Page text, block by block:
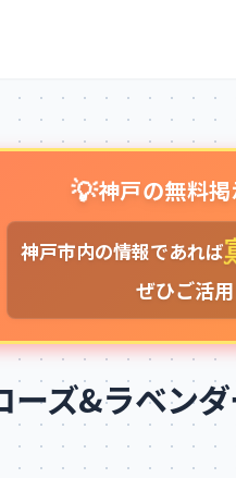
💡神戸の無料掲
神戸市内の情報であれば
ぜひご活
ーズ&ラベン